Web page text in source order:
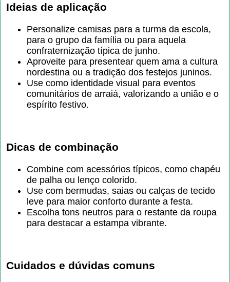
Ideias de aplicação
Personalize camisas para a turma da escola,
para o grupo da família ou para aquela
confraternização típica de junho.
Aproveite para presentear quem ama a cultura
nordestina ou a tradição dos festejos juninos.
Use como identidade visual para eventos
comunitários de arraiá, valorizando a união e o
espírito festivo.
Dicas de combinação
Combine com acessórios típicos, como chapéu
de palha ou lenço colorido.
Use com bermudas, saias ou calças de tecido
leve para maior conforto durante a festa.
Escolha tons neutros para o restante da roupa
para destacar a estampa vibrante.
Cuidados e dúvidas comuns